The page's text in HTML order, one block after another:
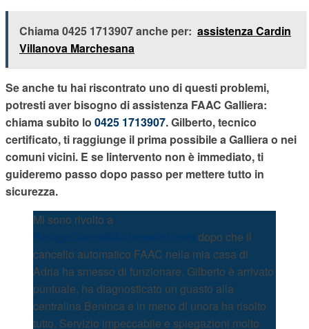
Chiama 0425 1713907 anche per: assistenza Cardin
Villanova Marchesana
Se anche tu hai riscontrato uno di questi problemi,
potresti aver bisogno di assistenza FAAC Galliera:
chiama subito lo 0425 1713907. Gilberto, tecnico
certificato, ti raggiunge il prima possibile a Galliera o nei
comuni vicini. E se lintervento non è immediato, ti
guideremo passo dopo passo per mettere tutto in
sicurezza.
Mi sono rivolto a
dopo che il
cancello automatico FAAC nella mia casa di
Adria ha smesso di funzionare. Gilberto è arrivato
puntuale, ha diagnosticato un guasto alla
centralina Beninca e in meno di unora ha risolto
tutto. Servizio impeccabile e spiegazioni molto